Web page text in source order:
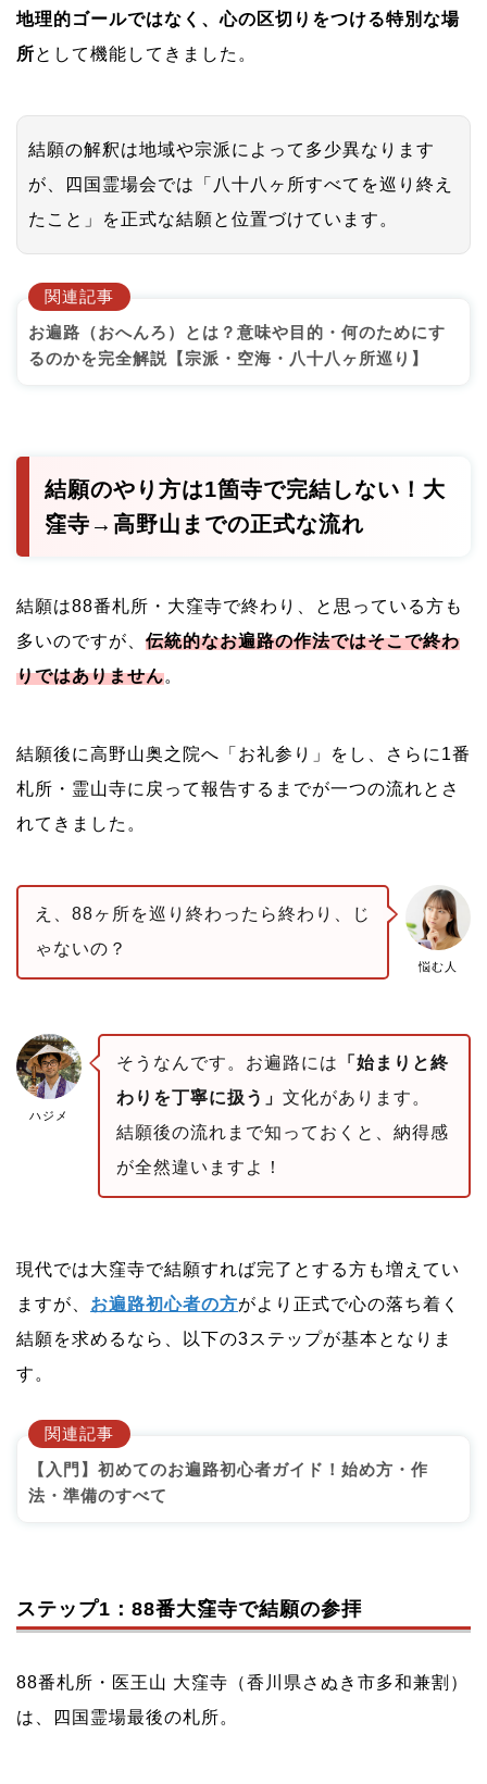
地理的ゴールではなく、心の区切りをつける特別な場
所として機能してきました。
結願の解釈は地域や宗派によって多少異なります
が、四国霊場会では「八十八ヶ所すべてを巡り終え
たこと」を正式な結願と位置づけています。
関連記事
お遍路（おへんろ）とは？意味や目的・何のためにす
るのかを完全解説【宗派・空海・八十八ヶ所巡り】
結願のやり方は1箇寺で完結しない！大
窪寺→高野山までの正式な流れ
結願は88番札所・大窪寺で終わり、と思っている方も
多いのですが、 伝統的なお遍路の作法ではそこで終わ
りではありません。
結願後に高野山奥之院へ「お礼参り」をし、さらに1番
札所・霊山寺に戻って報告するまでが一つの流れとさ
れてきました。
悩む人
え、88ヶ所を巡り終わったら終わり、じ
ゃないの？
ハジメ
そうなんです。お遍路には
「始まりと終
わりを丁寧に扱う」 文化があります。
結願後の流れまで知っておくと、納得感
が全然違いますよ！
現代では大窪寺で結願すれば完了とする方も増えてい
ますが、 お遍路初心者の方がより正式で心の落ち着く
結願を求めるなら、以下の3ステップが基本となりま
す。
関連記事
【入門】初めてのお遍路初心者ガイド！始め方・作
法・準備のすべて
ステップ1：88番大窪寺で結願の参拝
88番札所・医王山 大窪寺（香川県さぬき市多和兼割）
は、四国霊場最後の札所。